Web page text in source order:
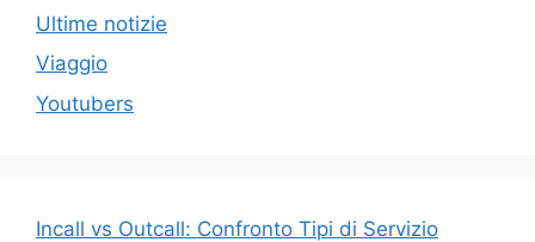
Ultime notizie
Viaggio
Youtubers
Incall vs Outcall: Confronto Tipi di Servizio